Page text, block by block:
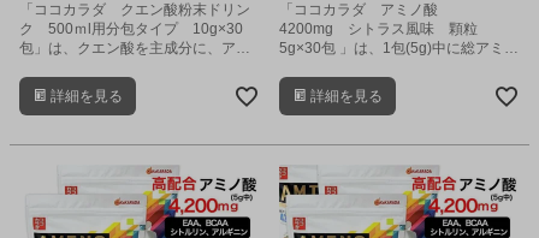
「ココカラダ クエン酸粉末ドリン
ク 500ｍl用分包タイプ 10g×30
包」は、クエン酸を主成分に、アマ
L-カルニチン、クレアチン、コラー
ゲン、グルコサミン、アミノ酸、ビ
健康粉末飲料です。
詳細を見る
「ココカラダ アミノ酸
4200mg シトラス風味 顆粒
5g×30包 」は、1包(5g)中に総アミノ
ミノ酸顆粒サプリメントです。
詳細を見る